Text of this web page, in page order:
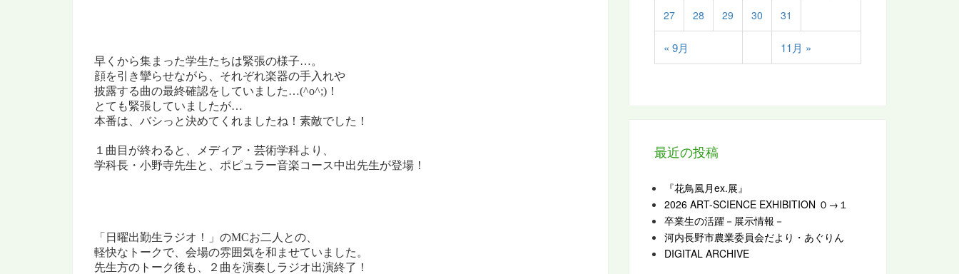
早くから集まった学生たちは緊張の様子…。
顔を引き攣らせながら、それぞれ楽器の手入れや
披露する曲の最終確認をしていました…(^o^;)！
とても緊張してい ましたが…
本番は、バシっと決めてくれましたね！素敵でした！
１曲目が終わると、メディア・芸術学科より、
学科長・小野寺先生と、 ポピュラー音楽コース中出先生が登場！
「日曜出勤生ラジオ！」のMCお二人との、
軽快なトークで、会場の雰囲気を和ませていました。
先生方のトーク後も、
２曲を演奏しラジオ出演終了！
« 9月 11月 »
27 28 29 30 31
最近の投稿
『花鳥風月ex.展』
2026 ART-SCIENCE EXHIBITION ０→１
卒業生の活躍－展示情報－
河内長野市農業委員会だより・あぐりん
DIGITAL ARCHIVE